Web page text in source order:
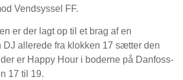
Vendsyssel FF.
er der lagt op til et brag af en
DJ allerede fra klokken 17 sætter den
er Happy Hour i boderne på Danfoss-
17 til 19.